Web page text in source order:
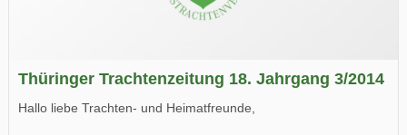
Thüringer Trachtenzeitung 18. Jahrgang 3/2014
Hallo liebe Trachten- und Heimatfreunde,